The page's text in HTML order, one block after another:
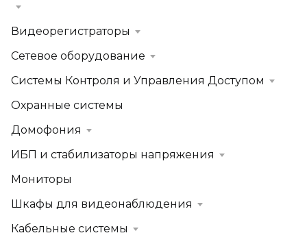
Видеорегистраторы
Сетевое оборудование
Системы Контроля и Управления Доступом
Охранные системы
Домофония
ИБП и стабилизаторы напряжения
Мониторы
Шкафы для видеонаблюдения
Кабельные системы